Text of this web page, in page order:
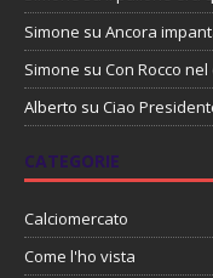
Simone su Ancora
Simone su Con Rocco
Alberto su Ciao
CATEGORIE
Calciomercato
Come l'ho vista